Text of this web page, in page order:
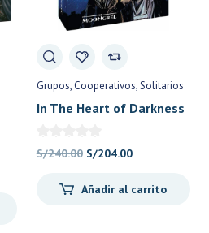
Grupos Cooperativos Solitarios
In The Heart of Darkness
S/240.00 El
original
S/204.00El
actual
Añadir al carrito